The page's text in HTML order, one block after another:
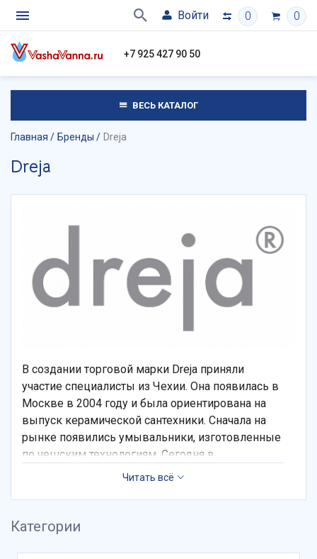
Войти 0 0
+7 925 427 90 50
ВЕСЬ КАТАЛОГ
Главная Бренды Dreja
Dreja
В создании торговой марки Dreja приняли
участие специалисты из Чехии. Она появилась в
Москве в 2004 году и была ориентирована на
выпуск керамической сантехники. Сначала на
рынке появились умывальники, изготовленные
по чешским технологиям. Сегодня в
номенклатурном ряду найдется мебель для
Среди достоинств «Дрейя»:
Категории